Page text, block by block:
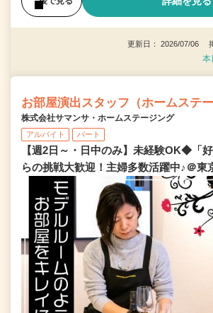
更新日： 2026/07/06
本
お部屋演出スタッフ（ホームステー
株式会社サマンサ・ホームステージング
アルバイト パート
【週2日～・日中のみ】未経験OK◆「
らの挑戦大歓迎！主婦多数活躍中♪＠東